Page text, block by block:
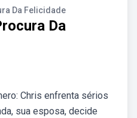
Da Felicidade
Da
Chris enfrenta sérios
sua esposa, decide